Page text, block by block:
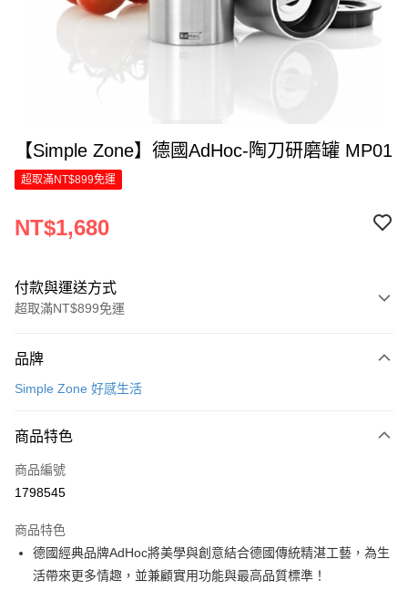
【Simple Zone】德國AdHoc-陶刀研磨罐 MP01
超取滿NT$899免運
NT$1,680
付款與運送方式
超取滿NT$899免運
信用卡一次付款
Apple Pay
街口支付
Google Pay
全盈+PAY
品牌
Simple Zone 好感生活
商品特色
商品編號
1798545
商品特色
德國經典品牌AdHoc將美學與創意結合德國傳統精湛工藝，為生
活帶來更多情趣，並兼顧實用功能與最高品質標準！